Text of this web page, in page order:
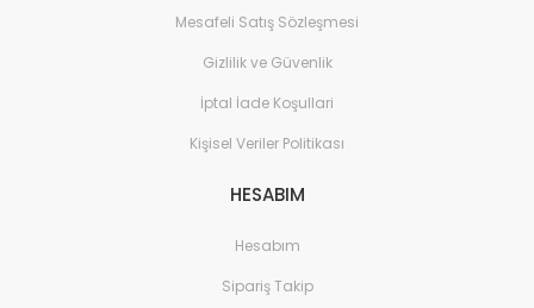
Mesafeli Satış Sözleşmesi
Gizlilik ve Güvenlik
İptal İade Koşullari
Kişisel Veriler Politikası
HESABIM
Hesabım
Sipariş Takip